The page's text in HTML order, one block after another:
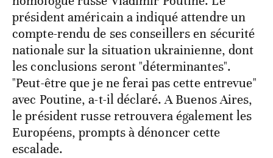
président américain a indiqué attendre un
compte-rendu de ses conseillers en sécurité
nationale sur la situation ukrainienne, dont
les conclusions seront "déterminantes".
"Peut-être que je ne ferai pas cette entrevue"
avec Poutine, a-t-il déclaré. A Buenos Aires,
le président russe retrouvera également les
Européens, prompts à dénoncer cette
escalade.